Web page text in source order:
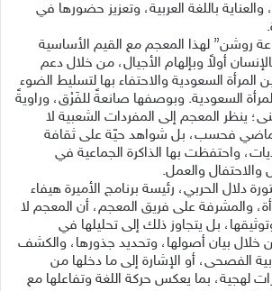
باللغة العربية، وتعزيز حضورها في
روشن” لهذا المعجم مع القيم الأساسية
أولاً وبإلهام الأجيال، من خلال دعم
المرأة السعودية والاحتفاء بها لتسليط الضوء
السعودية. وبوصفها صانعةً للفَرْق، وراويةً
ينظر المعجم إلى المفردات الشعبية لا
فحسب، بل شواهد حيّة على ثقافة
واحتفظت بها الذاكرة الجماعية في
والعمل.
دلال الحربي، رئيسة برنامج الأميرة هيفاء
والمشرفة على فريق المعجم، أن المعجم لا
بل يتجاوز ذلك إلى تحليلها في
خلال بيان أصولها، وتحديد جذورها، والكشف
الفصحى، أو الإشارة إلى ما دخلها من
لهجية، بما يعكس حركة اللغة وتفاعلها مع